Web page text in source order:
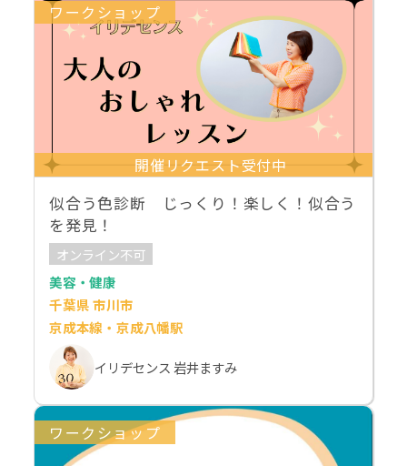
ワークショップ
開催リクエスト受付中
似合う色診断 じっくり！楽しく！似合う
を発見！
オンライン不可
美容・健康
千葉県 市川市
京成本線・京成八幡駅
イリデセンス 岩井ますみ
ワークショップ